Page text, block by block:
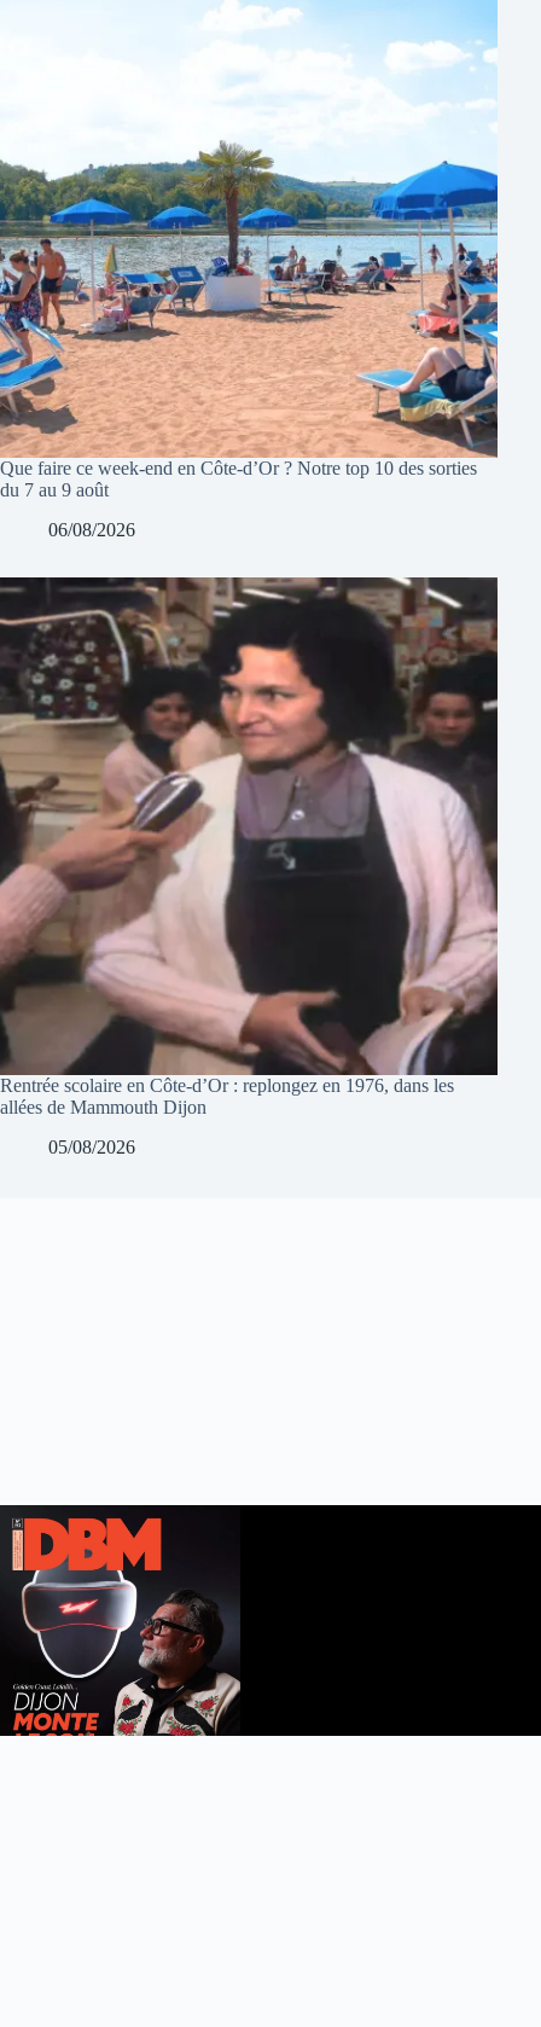
Que faire ce week-end en Côte-d’Or ? Notre top 10 des sorties
du 7 au 9 août
06/08/2026
Rentrée scolaire en Côte-d’Or : replongez en 1976, dans les
allées de Mammouth Dijon
05/08/2026